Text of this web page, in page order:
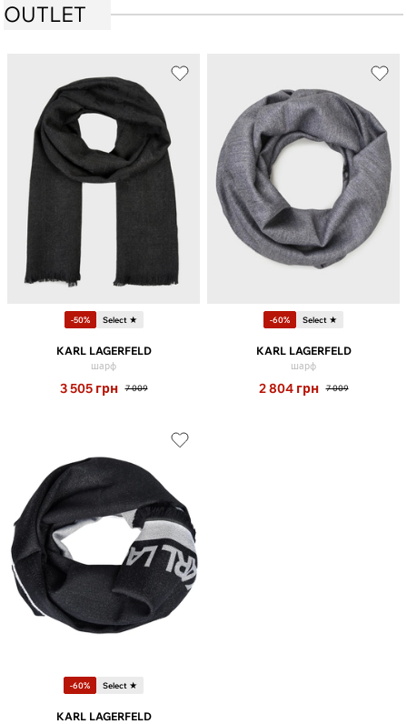
OUTLET
-50% Select ★
KARL LAGERFELD
шарф
3 505 грн 7 009
-60% Select ★
KARL LAGERFELD
шарф
2 804 грн 7 009
-60% Select ★
KARL LAGERFELD